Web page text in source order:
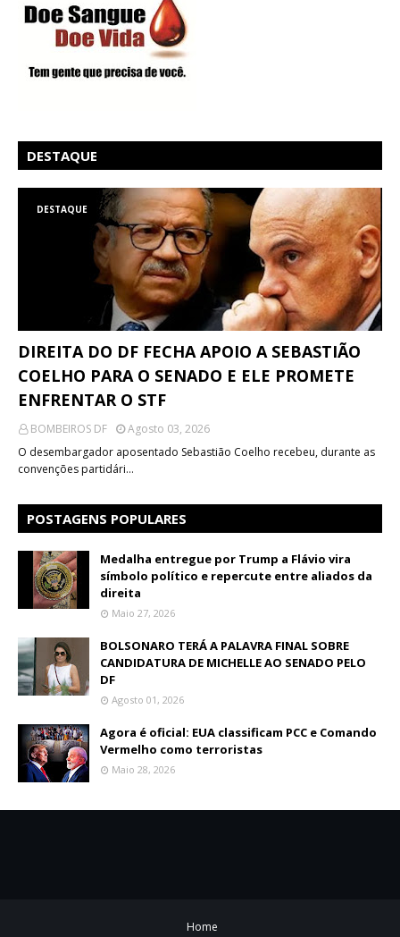
DESTAQUE
DESTAQUE
DIREITA DO DF FECHA APOIO A SEBASTIÃO
COELHO PARA O SENADO E ELE PROMETE
ENFRENTAR O STF
BOMBEIROS DF
Agosto 03, 2026
O desembargador aposentado Sebastião Coelho recebeu, durante as
convenções partidári…
POSTAGENS POPULARES
Medalha entregue por Trump a Flávio vira
símbolo político e repercute entre aliados da
direita
Maio 27, 2026
BOLSONARO TERÁ A PALAVRA FINAL SOBRE
CANDIDATURA DE MICHELLE AO SENADO PELO
DF
Agosto 01, 2026
Agora é oficial: EUA classificam PCC e Comando
Vermelho como terroristas
Maio 28, 2026
Home